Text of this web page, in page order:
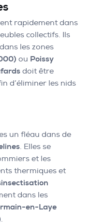
rapidement dans
collectifs. Ils
les zones
ou Poissy
doit être
d’éliminer les nids
un fléau dans de
. Elles se
et les
thermiques et
dans les
en-Laye
.